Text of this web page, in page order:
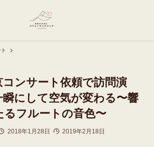
コンサート依頼で訪問演
瞬にして空気が変わる〜響
るフルートの音色〜
2018年1月28日 2019年2月18日